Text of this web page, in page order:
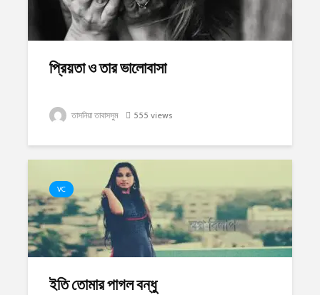
প্রিয়তা ও তার ভালোবাসা
তাসনিয়া তাবাসসুম 555 views
VC
ইতি তোমার পাগল বন্ধু